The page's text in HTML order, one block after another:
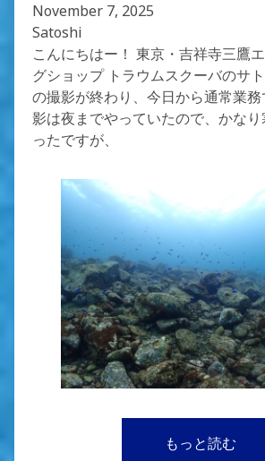
November 7, 2025
Satoshi
こんにちはー！ 東京・吉祥寺三鷹
グショップ トラウムスクーバのサ
の撮影が終わり、今日から通常業
影は夜までやっていたので、かな
ったですが、
もっと読む